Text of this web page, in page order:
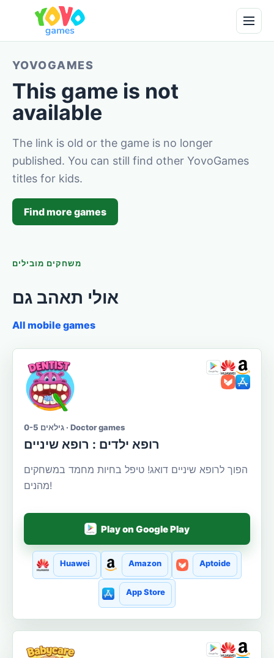
YOVOGAMES
This game is not
available
The link is old or the game is no longer
published. You can still find other YovoGames
titles for kids.
Find more games
משחקים מובילים
אולי תאהב גם
All mobile games
גילאים 0-5 · Doctor games
רופא ילדים : רופא שיניים
הפוך לרופא שיניים דואג! טיפל בחיות מחמד במשחקים
מהנים!
Play on Google Play
Huawei Amazon Aptoide
App Store